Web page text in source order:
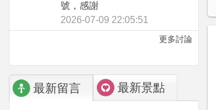
號，感謝
2026-07-09 22:05:51
更多討論
最新留言 最新景點